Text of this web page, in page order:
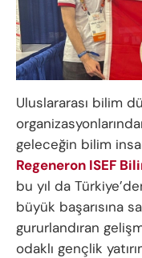
Uluslararası bilim
geleceğin bilim
Regeneron ISEF
bu yıl da
büyük başarısına
gururlandıran
odaklı gençlik